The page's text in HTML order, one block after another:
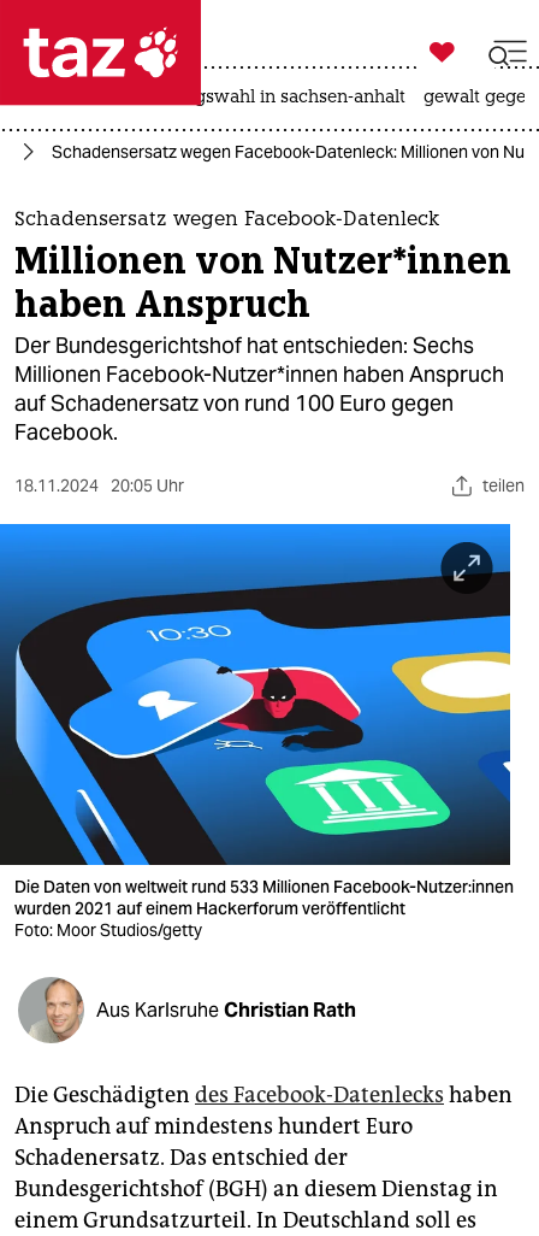
 taz zahl ich
taz zahl ich
themen
politik
öko
gesellschaft
kultur
sport
berlin
nord
wahrheit
verlag
verlag
veranstaltungen
fragen & hilfe
unterstützen
abo
genossenschaft
epaper login

taz zahl ich
landtagswahl in sachsen-anhalt gewalt
Schadensersatz wegen Facebook-Datenleck: Millionen von
Schadensersatz wegen Facebook-Datenleck
Millionen von Nut­ze­r*in­nen
haben Anspruch
Der Bundesgerichtshof hat entschieden: Sechs
Millionen Face­book­-Nut­ze­r*in­nen haben Anspruch
auf Schadenersatz von rund 100 Euro gegen
Facebook.
18.11.2024 20:05 Uhr teilen
Die Daten von weltweit rund 533 Millionen Facebook-Nutzer:innen
wurden 2021 auf einem Hackerforum veröffentlicht
Foto: Moor Studios/getty
Aus KarlsruheChristian Rath
Die Geschädigten des Facebook-Datenlecks haben
Anspruch auf mindestens hundert Euro
Schadenersatz. Das entschied der
Bundesgerichtshof (BGH) an diesem Dienstag in
einem Grundsatzurteil. In Deutschland soll es